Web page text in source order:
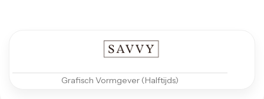
Grafisch Vormgever (Halftijds)